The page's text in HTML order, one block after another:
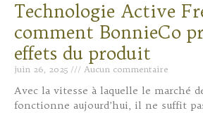
Technologie Active
comment BonnieCo
effets du produit
juin 26, 2025 Aucun commentaire
Avec la vitesse à laquelle le marché
fonctionne aujourd’hui, il ne suffit